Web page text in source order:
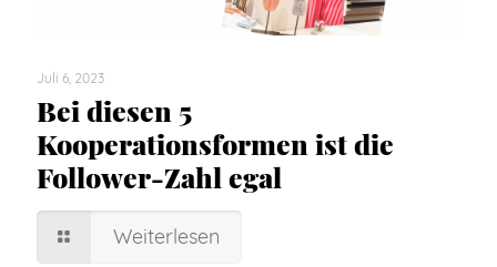
Juli 6, 2023
Bei diesen 5
Kooperationsformen ist die
Follower-Zahl egal
Weiterlesen